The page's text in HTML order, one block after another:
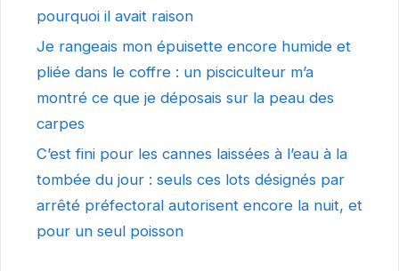
pourquoi il avait raison
Je rangeais mon épuisette encore humide et
pliée dans le coffre : un pisciculteur m’a
montré ce que je déposais sur la peau des
carpes
C’est fini pour les cannes laissées à l’eau à la
tombée du jour : seuls ces lots désignés par
arrêté préfectoral autorisent encore la nuit, et
pour un seul poisson